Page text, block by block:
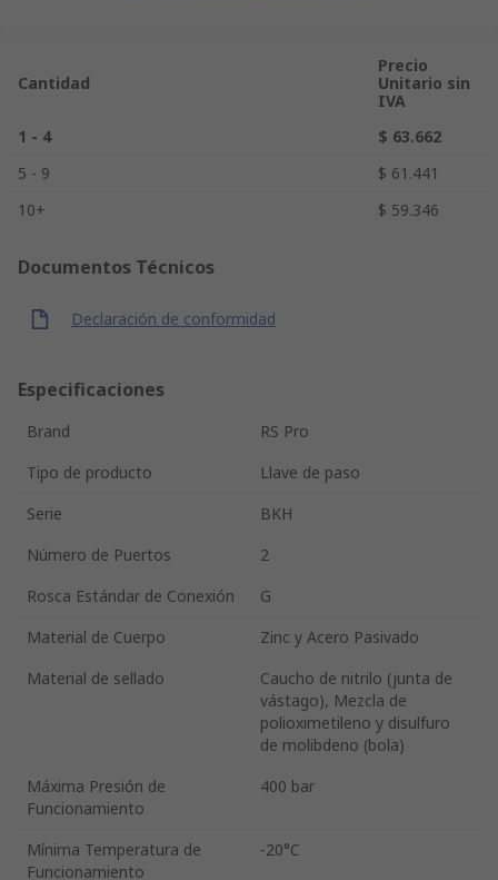
Cantidad
Precio
Unitario sin
IVA
1 - 4
$ 63.662
5 - 9
$ 61.441
10+
$ 59.346
Documentos Técnicos
Declaración de conformidad
Especificaciones
Brand
RS Pro
Tipo de producto
Llave de paso
Serie
BKH
Número de Puertos
2
Rosca Estándar de Conexión
G
Material de Cuerpo
Zinc y Acero Pasivado
Material de sellado
Caucho de nitrilo (junta de
vástago), Mezcla de
polioximetileno y disulfuro
de molibdeno (bola)
Máxima Presión de
Funcionamiento
400 bar
Mínima Temperatura de
Funcionamiento
-20°C